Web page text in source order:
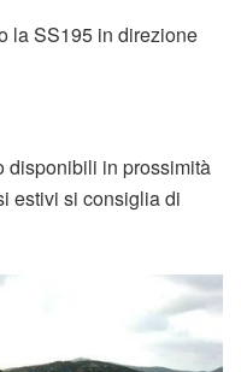
la SS195 in direzione
disponibili in prossimità
estivi si consiglia di